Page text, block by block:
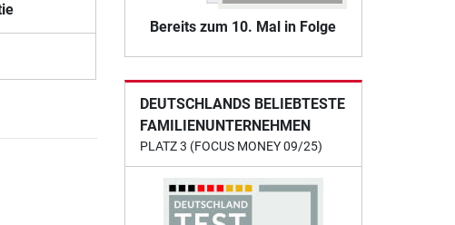
Bereits zum 10. Mal in Folge
DEUTSCHLANDS BELIEBTESTE
FAMILIENUNTERNEHMEN
PLATZ 3 (FOCUS MONEY 09/25)